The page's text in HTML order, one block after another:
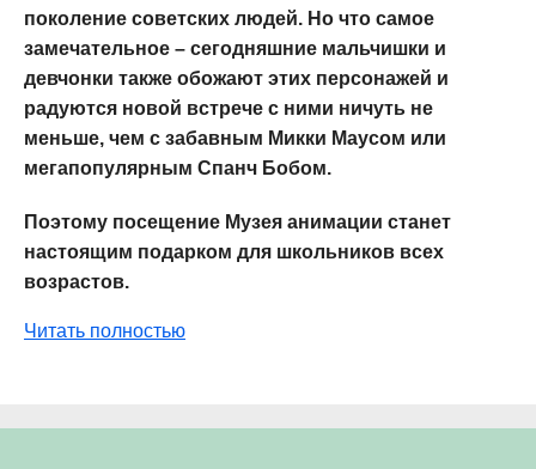
поколение советских людей. Но что самое
замечательное – сегодняшние мальчишки и
девчонки также обожают этих персонажей и
радуются новой встрече с ними ничуть не
меньше, чем с забавным Микки Маусом или
мегапопулярным Спанч Бобом.
Поэтому посещение Музея анимации станет
настоящим подарком для школьников всех
возрастов.
Читать полностью